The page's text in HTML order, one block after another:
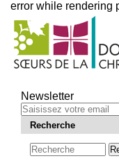
error while rendering
Outils
personnels
au
contenu.
Aller
Newsletter
Recherche